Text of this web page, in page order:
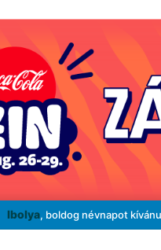
Ibolya, boldog névnapot